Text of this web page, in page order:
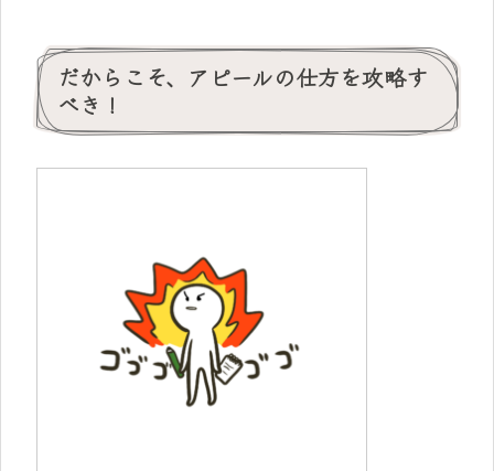
だからこそ、アピールの仕方を攻略す
べき！